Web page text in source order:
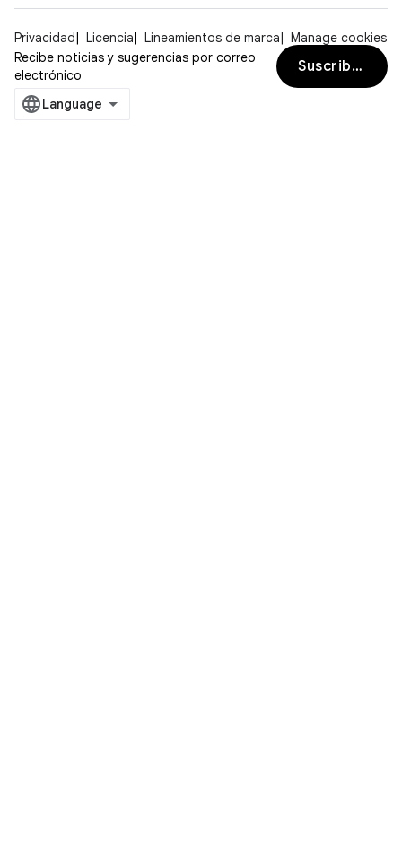
Privacidad Licencia Lineamientos de marca
Manage cookies
Recibe noticias y sugerencias por correo
electrónico
Suscribirse